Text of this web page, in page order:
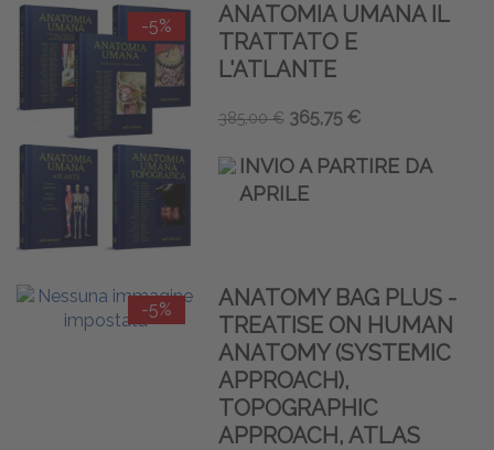
-5%
ANATOMIA UMANA IL
TRATTATO E
L'ATLANTE
385,00 € 365,75 €
INVIO A PARTIRE DA
APRILE
-5%
ANATOMY BAG PLUS -
TREATISE ON HUMAN
ANATOMY (SYSTEMIC
APPROACH),
TOPOGRAPHIC
APPROACH, ATLAS